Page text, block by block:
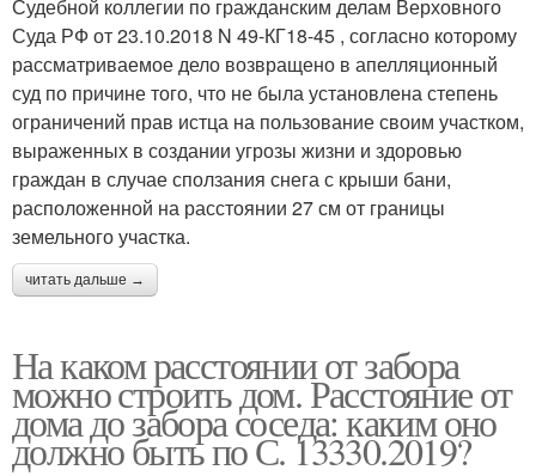
Судебной коллегии по гражданским делам Верховного
Суда РФ от 23.10.2018 N 49-КГ18-45 , согласно которому
рассматриваемое дело возвращено в апелляционный
суд по причине того, что не была установлена степень
ограничений прав истца на пользование своим участком,
выраженных в создании угрозы жизни и здоровью
граждан в случае сползания снега с крыши бани,
расположенной на расстоянии 27 см от границы
земельного участка.
читать дальше →
На каком расстоянии от забора
можно строить дом. Расстояние от
дома до забора соседа: каким оно
должно быть по С. 13330.2019?